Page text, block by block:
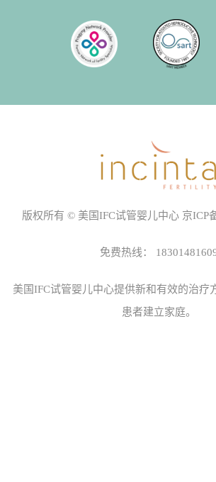
版权所有 © 美国IFC试管婴儿中心 京ICP
免费热线：
美国IFC试管婴儿中心提供新和有效的治疗
患者建立家庭。